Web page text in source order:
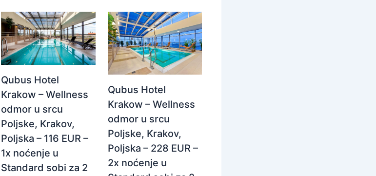
Qubus Hotel
Krakow – Wellness
odmor u srcu
Poljske, Krakov,
Poljska – 116 EUR –
1x noćenje u
Standard sobi za 2
Qubus Hotel
Krakow – Wellness
odmor u srcu
Poljske, Krakov,
Poljska – 228 EUR –
2x noćenje u